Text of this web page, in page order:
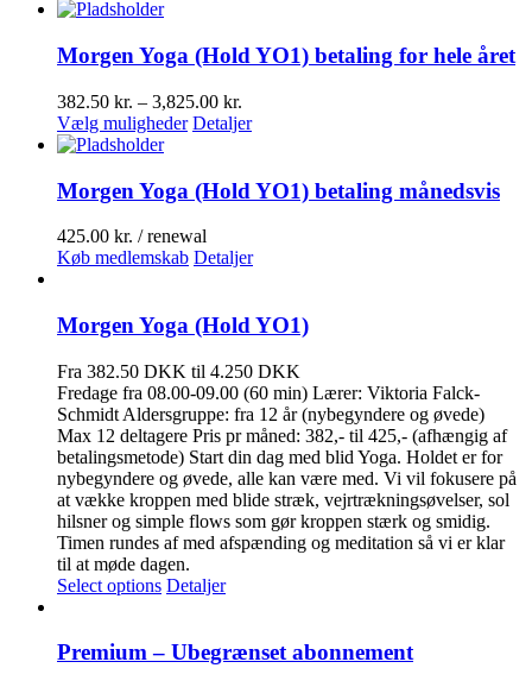
Morgen Yoga (Hold YO1) betaling for hele året
382.50 kr. – 3,825.00 kr.
382.50 kr.
Vælg muligheder Dette
flere
varianter.
Mulighederne
kan
vælges
varesiden
Detaljer
Morgen Yoga (Hold YO1) betaling månedsvis
425.00 kr. / renewal
Køb medlemskab Detaljer
Morgen Yoga (Hold YO1)
Fra 382.50 DKK til 4.250 DKK
Fredage fra 08.00-09.00 (60 min) Lærer: Viktoria Falck-
Schmidt Aldersgruppe: fra 12 år (nybegyndere og øvede)
Max 12 deltagere Pris pr måned: 382,- til 425,- (afhængig af
betalingsmetode) Start din dag med blid Yoga. Holdet er for
nybegyndere og øvede, alle kan være med. Vi vil fokusere på
at vække kroppen med blide stræk, vejrtrækningsøvelser, sol
hilsner og simple flows som gør kroppen stærk og smidig.
Timen rundes af med afspænding og meditation så vi er klar
til at møde dagen.
Select options Detaljer
Premium – Ubegrænset abonnement